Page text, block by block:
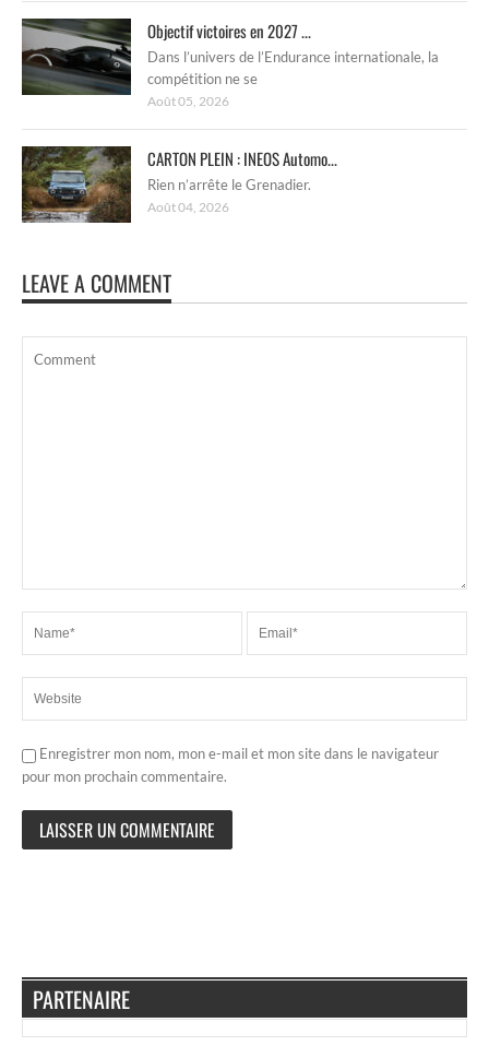
Objectif victoires en 2027 ...
Dans l’univers de l’Endurance internationale, la
compétition ne se
Août 05, 2026
CARTON PLEIN : INEOS Automo...
Rien n’arrête le Grenadier.
Août 04, 2026
LEAVE A COMMENT
Enregistrer mon nom, mon e-mail et mon site dans le navigateur
pour mon prochain commentaire.
PARTENAIRE